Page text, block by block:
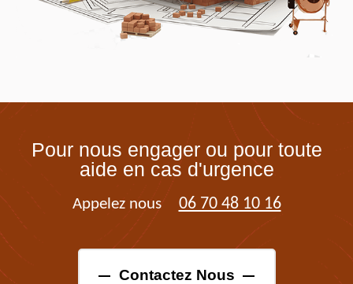
Pour nous engager ou pour toute
aide en cas d'urgence
Appelez nous 06 70 48 10 16
Contactez Nous